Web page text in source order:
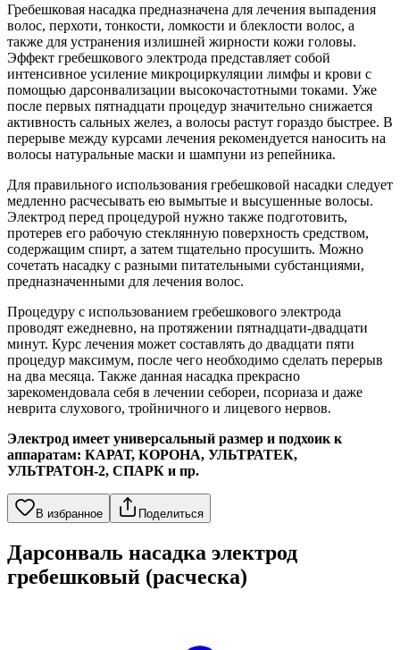
Гребешковая насадка предназначена для лечения выпадения
волос, перхоти, тонкости, ломкости и блеклости волос, а
также для устранения излишней жирности кожи головы.
Эффект гребешкового электрода представляет собой
интенсивное усиление микроциркуляции лимфы и крови с
помощью дарсонвализации высокочастотными токами. Уже
после первых пятнадцати процедур значительно снижается
активность сальных желез, а волосы растут гораздо быстрее. В
перерыве между курсами лечения рекомендуется наносить на
волосы натуральные маски и шампуни из репейника.
Для правильного использования гребешковой насадки следует
медленно расчесывать ею вымытые и высушенные волосы.
Электрод перед процедурой нужно также подготовить,
протерев его рабочую стеклянную поверхность средством,
содержащим спирт, а затем тщательно просушить. Можно
сочетать насадку с разными питательными субстанциями,
предназначенными для лечения волос.
Процедуру с использованием гребешкового электрода
проводят ежедневно, на протяжении пятнадцати-двадцати
минут. Курс лечения может составлять до двадцати пяти
процедур максимум, после чего необходимо сделать перерыв
на два месяца. Также данная насадка прекрасно
зарекомендовала себя в лечении себореи, псориаза и даже
неврита слухового, тройничного и лицевого нервов.
Электрод имеет универсальный размер и подхоик к
аппаратам: КАРАТ, КОРОНА, УЛЬТРАТЕК,
УЛЬТРАТОН-2, СПАРК и пр.
В избранное Поделиться
Дарсонваль насадка электрод
гребешковый (расческа)